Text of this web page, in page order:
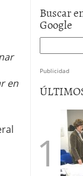
en
Buscar
Google
Publicidad